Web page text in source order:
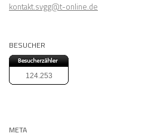
kontakt.svgg@t-online.de
BESUCHER
124.253
META